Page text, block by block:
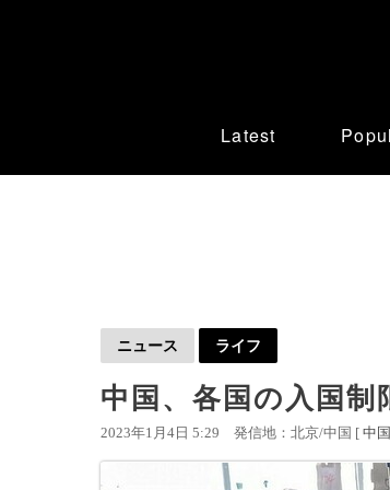
Latest
ニュース ライフ
中国、各国の入国
2023年1月4日 5:29 発信地：北京/中国 [ 中国